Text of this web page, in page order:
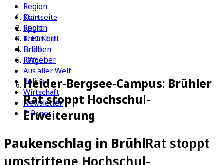
Region
Köln
Sport
1. FC Köln
Erleben
Ratgeber
Aus aller Welt
Politik
Wirtschaft
Newsletter
E-Paper
Startseite
Region
Rhein-Erft
Brühl
RWE
Heider-Bergsee-Campus: Brühler
Rat stoppt Hochschul-
Erweiterung
Paukenschlag in BrühlRat stoppt
umstrittene Hochschul-